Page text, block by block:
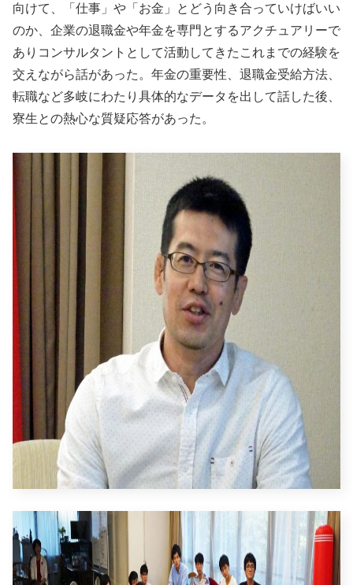
向けて、「仕事」や「お金」とどう向き合っていけばいい
のか、企業の退職金や年金を専門とするアクチュアリーで
ありコンサルタントとして活動してきたこれまでの経験を
交えながら話があった。年金の重要性、退職金受給方法、
転職など多岐にわたり具体的なデータを出して話した後、
寮生との熱心な質疑応答があった。